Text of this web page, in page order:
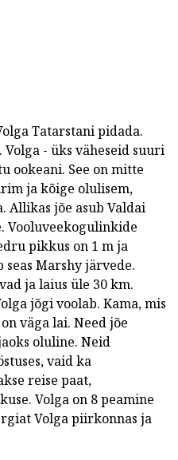
Tatarstani pidada.
- üks väheseid suuri
ookeani. See on mitte
ja kõige olulisem,
Allikas jõe asub Valdai
Vooluveekogulinkide
pikkus on 1 m ja
seas Marshy järvede.
ja laius üle 30 km.
jõgi voolab. Kama, mis
väga lai. Need jõe
oluline. Neid
vaid ka
reise paat,
Volga on 8 peamine
Volga piirkonnas ja